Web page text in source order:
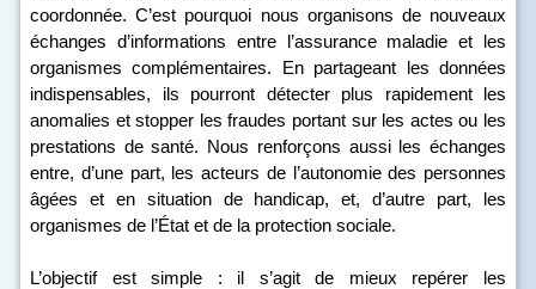
coordonnée. C’est pourquoi nous organisons de nouveaux
échanges d’informations entre l’assurance maladie et les
organismes complémentaires. En partageant les données
indispensables, ils pourront détecter plus rapidement les
anomalies et stopper les fraudes portant sur les actes ou les
prestations de santé. Nous renforçons aussi les échanges
entre, d’une part, les acteurs de l’autonomie des personnes
âgées et en situation de handicap, et, d’autre part, les
organismes de l’État et de la protection sociale.
L’objectif est simple : il s’agit de mieux repérer les